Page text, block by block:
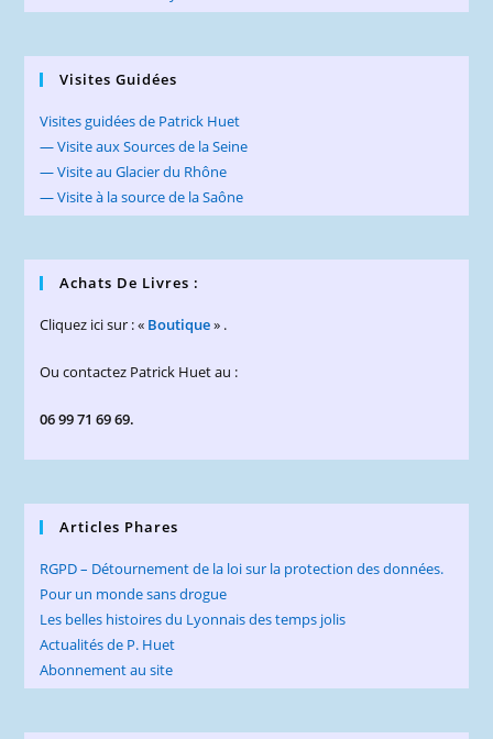
Visites Guidées
Visites guidées de Patrick Huet
— Visite aux Sources de la Seine
— Visite au Glacier du Rhône
— Visite à la source de la Saône
Achats De Livres :
Cliquez ici sur : « Boutique» .
Ou contactez Patrick Huet au :
06 99 71 69 69.
Articles Phares
RGPD – Détournement de la loi sur la protection des données.
Pour un monde sans drogue
Les belles histoires du Lyonnais des temps jolis
Actualités de P. Huet
Abonnement au site